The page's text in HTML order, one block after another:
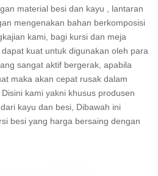
material besi dan kayu , lantaran
mengenakan bahan berkomposisi
kami, bagi kursi dan meja
kuat untuk digunakan oleh para
sangat aktif bergerak, apabila
maka akan cepat rusak dalam
kami yakni khusus produsen
kayu dan besi, Dibawah ini
besi yang harga bersaing dengan